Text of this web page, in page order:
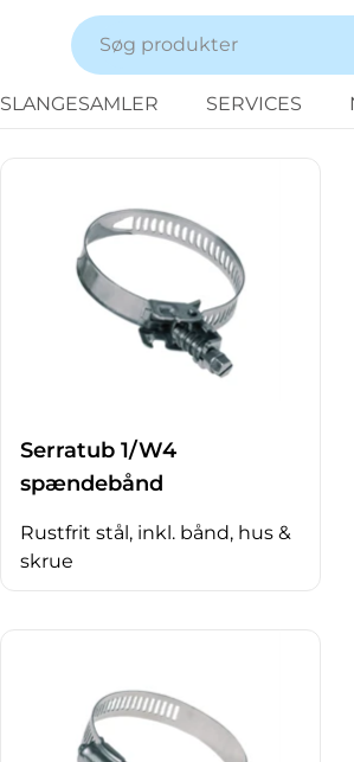
SLANGESAMLER SERVICES
Serratub 1/W4
spændebånd
Rustfrit stål, inkl. bånd, hus &
skrue